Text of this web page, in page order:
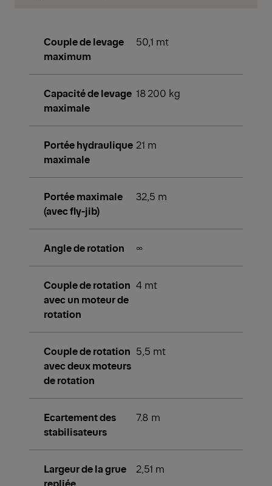
Couple de levage
maximum
50,1 mt
Capacité de levage
maximale
18 200 kg
Portée hydraulique
maximale
21 m
Portée maximale
(avec fly-jib)
32,5 m
Angle de rotation ∞
Couple de rotation
avec un moteur de
rotation
4 mt
Couple de rotation
avec deux moteurs
de rotation
5,5 mt
Ecartement des
stabilisateurs
7.8 m
Largeur de la grue
repliée
2,51 m